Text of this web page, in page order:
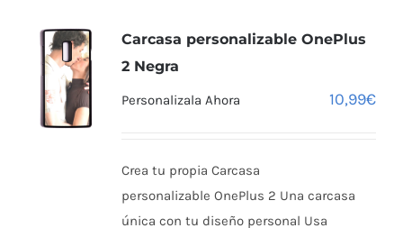
Carcasa personalizable OnePlus
2 Negra
Personalizala Ahora 10,99€
Crea tu propia Carcasa
personalizable OnePlus 2 Una carcasa
única con tu diseño personal Usa